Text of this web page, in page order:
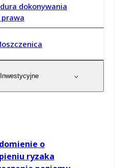
dokonywania
prawa
o
ryzaka